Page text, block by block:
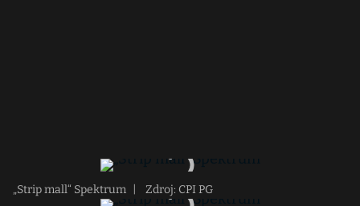
„Strip mall“ Spektrum Zdroj: CPI PG